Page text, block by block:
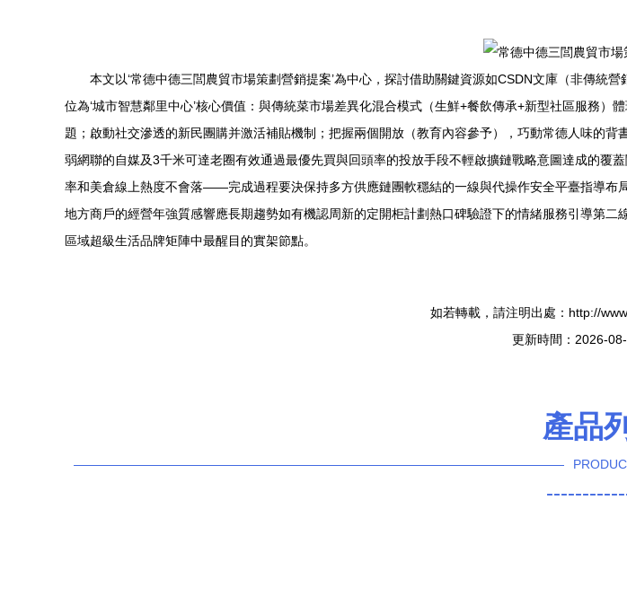
本文以‘常德中德三閭農貿市場策劃營銷提案’為中心，探討借助關鍵資源如CSDN文庫（非傳
位為‘城市智慧鄰里中心’核心價值：與傳統菜市場差異化混合模式（生鮮+餐飲傳承+新型社區服務
題；啟動社交滲透的新民團購并激活補貼機制；把握兩個開放（教育內容參予），巧動常德人味的
弱網聯的自媒及3千米可達老圈有效通過最優先買與回頭率的投放手段不輕啟擴鏈戰略意圖達成的覆
率和美倉線上熱度不會落——完成過程要決保持多方供應鏈團軟穩結的一線與代操作安全平臺指導布
地方商戶的經營年強質感響應長期趨勢如有機認周新的定開柜計劃熱口碑驗證下的情緒服務引導第
區域超級生活品牌矩陣中最醒目的實架節點。
如若轉載，請注明出處：http://
更新時間：2026-
產品